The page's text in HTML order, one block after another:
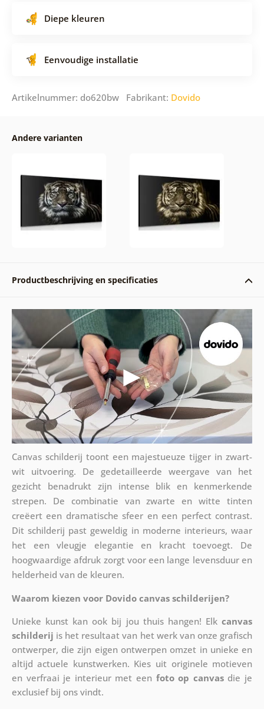
Diepe kleuren
Eenvoudige installatie
Artikelnummer: do620bw Fabrikant: Dovido
Andere varianten
Productbeschrijving en specificaties
Canvas schilderij toont een majestueuze tijger in zwart-
wit uitvoering. De gedetailleerde weergave van het
gezicht benadrukt zijn intense blik en kenmerkende
strepen. De combinatie van zwarte en witte tinten
creëert een dramatische sfeer en een perfect contrast.
Dit schilderij past geweldig in moderne interieurs, waar
het een vleugje elegantie en kracht toevoegt. De
hoogwaardige afdruk zorgt voor een lange levensduur en
helderheid van de kleuren.
Waarom kiezen voor Dovido canvas schilderijen?
Unieke kunst kan ook bij jou thuis hangen! Elkcanvas
schilderij is het resultaat van het werk van onze grafisch
ontwerper, die zijn eigen ontwerpen omzet in unieke en
altijd actuele kunstwerken. Kies uit originele motieven
en verfraai je interieur met een foto op canvasdie je
exclusief bij ons vindt.